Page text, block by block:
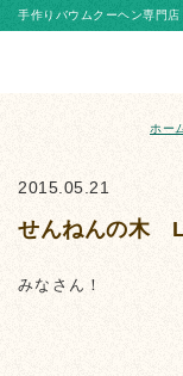
手作りバウムクーヘン専門店
ホー
2015.05.21
せんねんの木
みなさん！